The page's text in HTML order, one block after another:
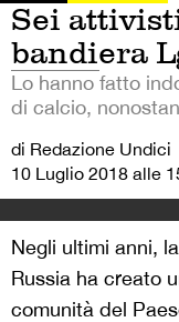
Sei
bandiera
Lo hanno fatto
di calcio,
di Redazione Undici
10 Luglio 2018 alle
Negli ultimi anni,
Russia ha creato
comunità del